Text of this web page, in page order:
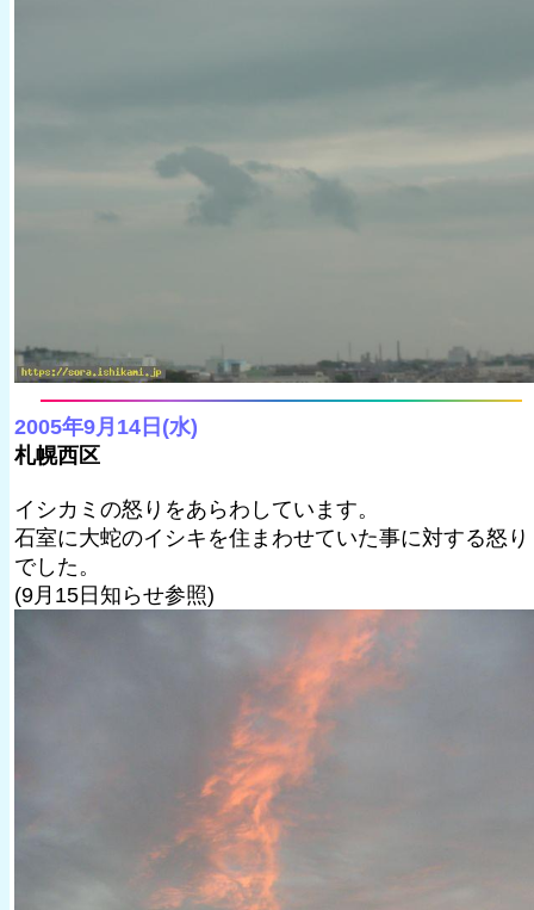
2005年9月14日(水)
札幌西区
イシカミの怒りをあらわしています。
石室に大蛇のイシキを住まわせていた事に対する怒り
でした。
(9月15日知らせ参照)